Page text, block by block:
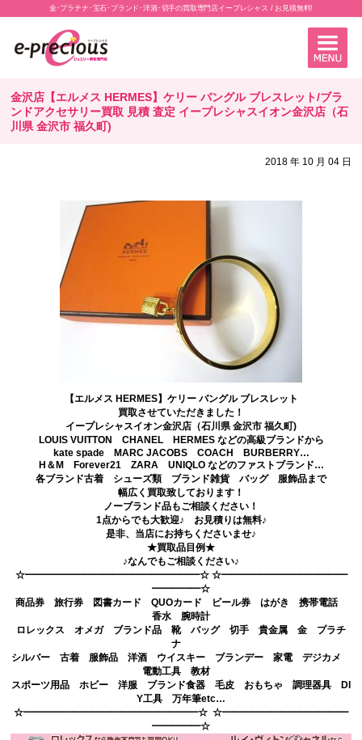
金･プラチナ･宝石･ブランド･洋酒･切手の買取専門店イープレシャス / お見積無料!
金沢店【エルメス HERMES】ケリー バングル ブレスレット/ブラ
ンドアクセサリー買取 見積 査定 イープレシャスイオン金沢店（石
川県 金沢市 福久町)
2018 年 10 月 04 日
【エルメス HERMES】ケリー バングル ブレスレット
買取させていただきました！
イープレシャスイオン金沢店（石川県 金沢市 福久町)
LOUIS VUITTON CHANEL HERMES などの高級ブランドから
kate spade MARC JACOBS COACH BURBERRY…
H＆M Forever21 ZARA UNIQLO などのファストブランド…
各ブランド古着 シューズ類 ブランド雑貨 バッグ 服飾品まで
幅広く買取致しております！
ノーブランド品もご相談ください！
1点からでも大歓迎♪ お見積りは無料♪
是非、当店にお持ちくださいませ♪
★買取品目例★
♪なんでもご相談ください♪
☆━━━━━━━━━━━━━━━━━━☆ ☆━━━━━━━━━━━━━
━━━━━☆
商品券 旅行券 図書カード QUOカード ビール券 はがき 携帯電話
香水 腕時計
ロレックス オメガ ブランド品 靴 バッグ 切手 貴金属 金 プラチ
ナ
シルバー 古着 服飾品 洋酒 ウイスキー ブランデー 家電 デジカメ
電動工具 教材
スポーツ用品 ホビー 洋服 ブランド食器 毛皮 おもちゃ 調理器具 DI
Y工具 万年筆etc…
☆━━━━━━━━━━━━━━━━━━☆ ☆━━━━━━━━━━━━━
━━━━━☆